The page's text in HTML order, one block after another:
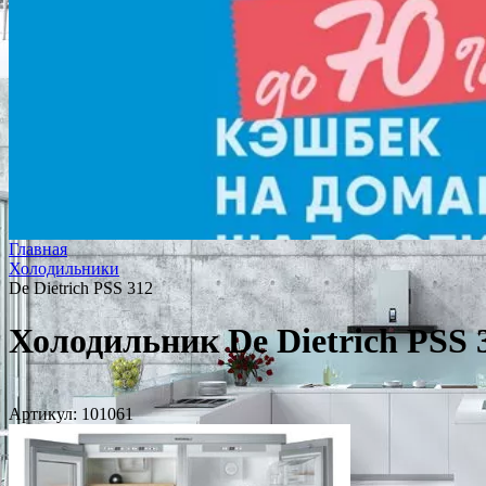
Главная
Холодильники
De Dietrich PSS 312
Холодильник De Dietrich PSS
Артикул: 101061